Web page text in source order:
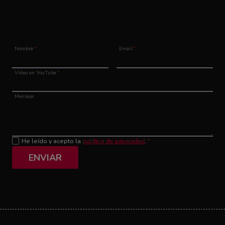
Nombre* Email*
Vídeo en YouTube*
Mensaje
He leído y acepto la política de privacidad. *
ENVIAR